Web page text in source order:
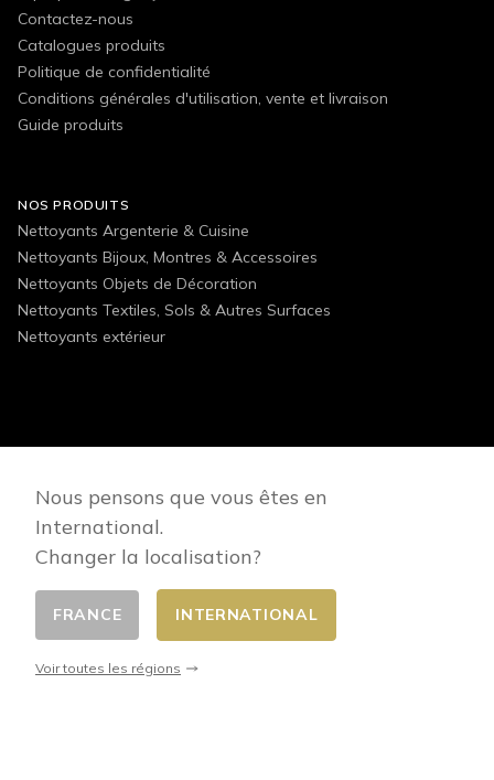
Contactez-nous
Catalogues produits
Politique de confidentialité
Conditions générales d'utilisation, vente et livraison
Guide produits
NOS PRODUITS
Nettoyants Argenterie & Cuisine
Nettoyants Bijoux, Montres & Accessoires
Nettoyants Objets de Décoration
Nettoyants Textiles, Sols & Autres Surfaces
Nettoyants extérieur
FOLLOW US
Changer de pays
Nous pensons que vous êtes en
International.
Changer la localisation?
FRANCE INTERNATIONAL
Voir toutes les régions